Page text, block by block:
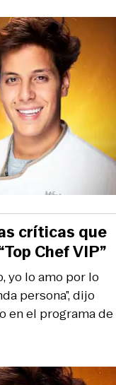
yo lo amo por lo
persona”, dijo
en el programa de
críticas que
Chef VIP”